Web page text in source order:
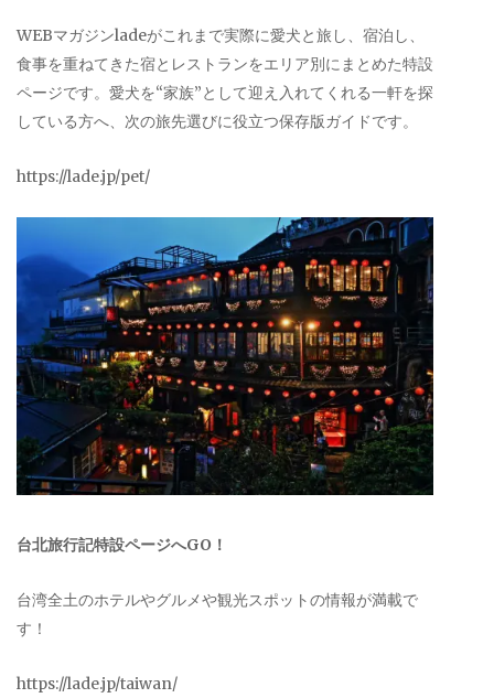
WEBマガジンladeがこれまで実際に愛犬と旅し、宿泊し、
食事を重ねてきた宿とレストランをエリア別にまとめた特設
ページです。愛犬を“家族”として迎え入れてくれる一軒を探
している方へ、次の旅先選びに役立つ保存版ガイドです。
https://lade.jp/pet/
台北旅行記特設ページへGO！
台湾全土のホテルやグルメや観光スポットの情報が満載で
す！
https://lade.jp/taiwan/